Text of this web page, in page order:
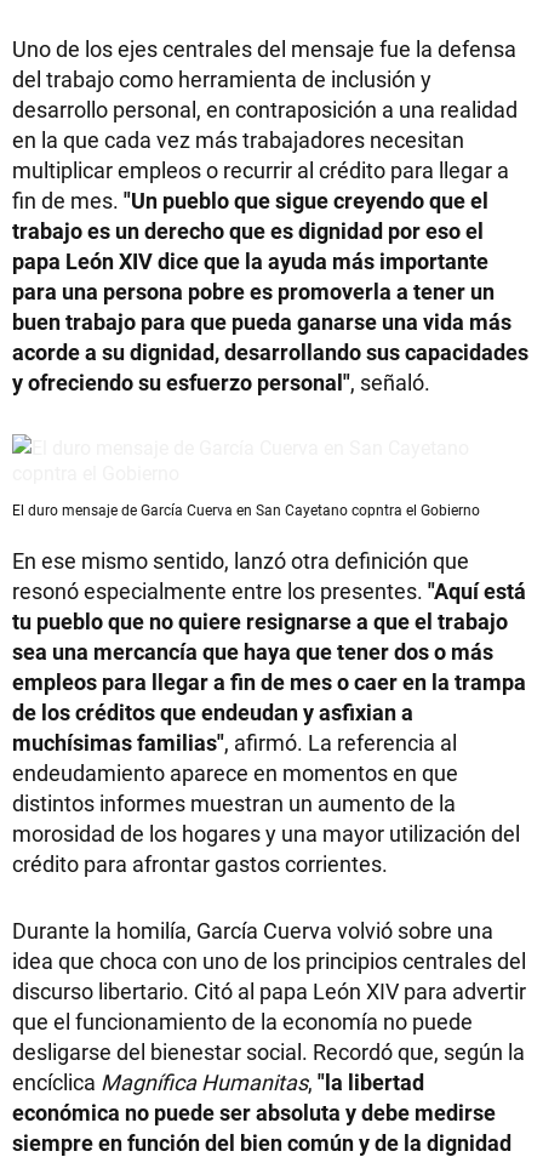
Uno de los ejes centrales del mensaje fue la defensa
del trabajo como herramienta de inclusión y
desarrollo personal, en contraposición a una realidad
en la que cada vez más trabajadores necesitan
multiplicar empleos o recurrir al crédito para llegar a
fin de mes. "Un pueblo que sigue creyendo que el
trabajo es un derecho que es dignidad por eso el
papa León XIV dice que la ayuda más importante
para una persona pobre es promoverla a tener un
buen trabajo para que pueda ganarse una vida más
acorde a su dignidad, desarrollando sus capacidades
y ofreciendo su esfuerzo personal", señaló.
El duro mensaje de García Cuerva en San Cayetano copntra el Gobierno
En ese mismo sentido, lanzó otra definición que
resonó especialmente entre los presentes. "Aquí está
tu pueblo que no quiere resignarse a que el trabajo
sea una mercancía que haya que tener dos o más
empleos para llegar a fin de mes o caer en la trampa
de los créditos que endeudan y asfixian a
muchísimas familias", afirmó. La referencia al
endeudamiento aparece en momentos en que
distintos informes muestran un aumento de la
morosidad de los hogares y una mayor utilización del
crédito para afrontar gastos corrientes.
Durante la homilía, García Cuerva volvió sobre una
idea que choca con uno de los principios centrales del
discurso libertario. Citó al papa León XIV para advertir
que el funcionamiento de la economía no puede
desligarse del bienestar social. Recordó que, según la
encíclica Magnífica Humanitas, "la libertad
económica no puede ser absoluta y debe medirse
siempre en función del bien común y de la dignidad